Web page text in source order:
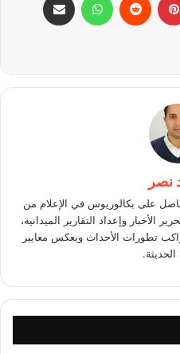
نصر
على بكالوريوس في الإعلام من
وإعداد التقارير الميدانية،
تطورات الأحداث ويعكس معايير